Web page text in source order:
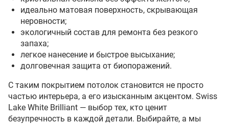
идеально матовая поверхность, скрывающая
неровности;
экологичный состав для ремонта без резкого
запаха;
легкое нанесение и быстрое высыхание;
долговечная защита от биопоражений.
С таким покрытием потолок становится не просто
частью интерьера, а его изысканным акцентом. Swiss
Lake White Brilliant — выбор тех, кто ценит
безупречность в каждой детали. Выбирайте, а мы